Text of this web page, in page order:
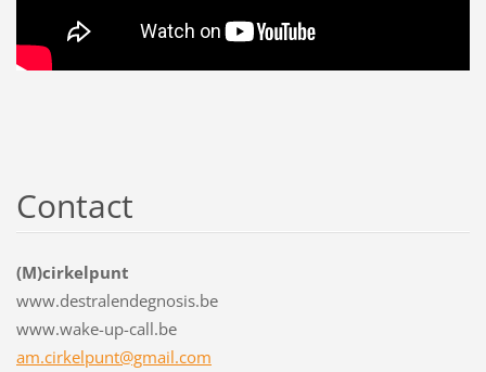
Contact
(M)cirkelpunt
www.destralendegnosis.be
www.wake-up-call.be
am.cirkelpunt@gmail.com